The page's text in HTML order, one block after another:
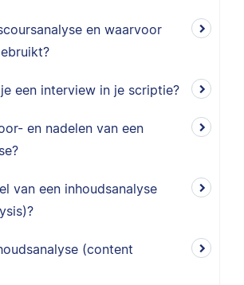
en waarvoor
een interview in je scriptie?
en nadelen van een
van een inhoudsanalyse
(content